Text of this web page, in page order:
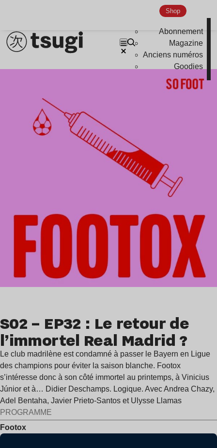
Shop
Abonnement
Magazine
Anciens numéros
Goodies
S02 – EP32 : Le retour de
l’immortel Real Madrid ?
Le club madrilène est condamné à passer le Bayern en Ligue
des champions pour éviter la saison blanche. Footox
s’intéresse donc à son côté immortel au printemps, à Vinicius
Júnior et à… Didier Deschamps. Logique. Avec Andrea Chazy,
Adel Bentaha, Javier Prieto-Santos et Ulysse Llamas
PROGRAMME
Footox